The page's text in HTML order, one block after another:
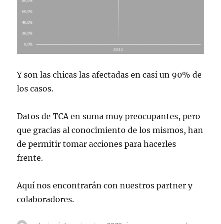
Y son las chicas las afectadas en casi un 90% de
los casos.
Datos de TCA en suma muy preocupantes, pero
que gracias al conocimiento de los mismos, han
de permitir tomar acciones para hacerles
frente.
Aquí nos encontrarán con nuestros partner y
colaboradores.